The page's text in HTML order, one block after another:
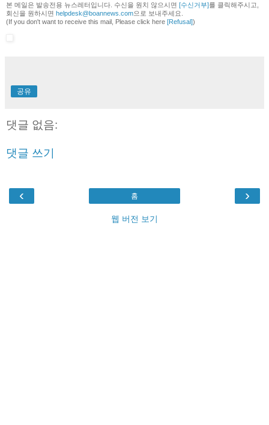
본 메일은 발송전용 뉴스레터입니다. 수신을 원치 않으시면 [수신거부]를 클릭해주시고,
회신을 원하시면 helpdesk@boannews.com으로 보내주세요.
(If you don't want to receive this mail, Please click here [Refusal])
공유
댓글 없음:
댓글 쓰기
‹ ›
홈
웹 버전 보기